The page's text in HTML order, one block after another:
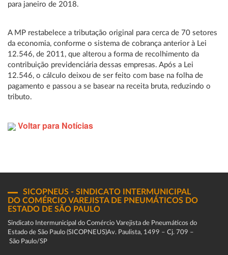
para janeiro de 2018.
A MP restabelece a tributação original para cerca de 70 setores
da economia, conforme o sistema de cobrança anterior à Lei
12.546, de 2011, que alterou a forma de recolhimento da
contribuição previdenciária dessas empresas. Após a Lei
12.546, o cálculo deixou de ser feito com base na folha de
pagamento e passou a se basear na receita bruta, reduzindo o
tributo.
Voltar para Notícias
SICOPNEUS - SINDICATO INTERMUNICIPAL
DO COMÉRCIO VAREJISTA DE PNEUMÁTICOS DO
ESTADO DE SÃO PAULO
Sindicato Intermunicipal do Comércio Varejista de Pneumáticos do
Estado de São Paulo (SICOPNEUS)Av. Paulista, 1499 – Cj. 709 –
São Paulo/SP